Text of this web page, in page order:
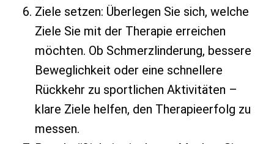
Ziele setzen: Überlegen Sie sich, welche
Ziele Sie mit der Therapie erreichen
möchten. Ob Schmerzlinderung, bessere
Beweglichkeit oder eine schnellere
Rückkehr zu sportlichen Aktivitäten –
klare Ziele helfen, den Therapieerfolg zu
messen.